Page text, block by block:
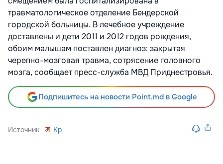
травматологическое отделение Бендерской
городской больницы. В лечебное учреждение
доставлены и дети 2011 и 2012 годов рождения,
обоим малышам поставлен диагноз: закрытая
черепно-мозговая травма, сотрясение головного
мозга, сообщает пресс-служба МВД Приднестровья.
Подпишитесь на новости Point.md в Google
Источник Kp